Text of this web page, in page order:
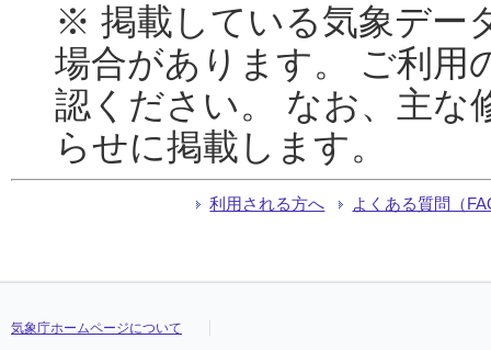
※ 掲載している気象デー
場合があります。 ご利用
認ください。 なお、主な
らせに掲載します。
利用される方へ よくある質問（
気象庁ホームページについて